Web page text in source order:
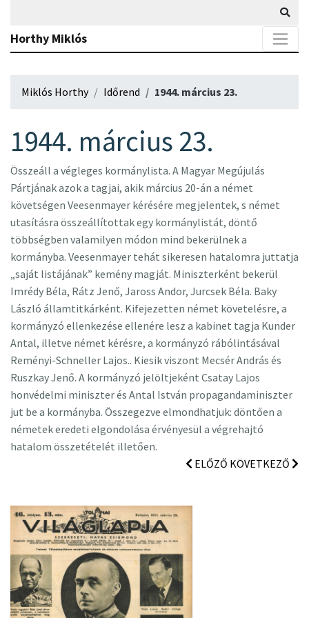
Horthy Miklós
Miklós Horthy Időrend 1944. március 23.
1944. március 23.
Összeáll a végleges kormánylista. A Magyar Megújulás
Pártjának azok a tagjai, akik március 20-án a német
követségen Veesenmayer kérésére megjelentek, s német
utasításra összeállítottak egy kormánylistát, döntő
többségben valamilyen módon mind bekerülnek a
kormányba. Veesenmayer tehát sikeresen hatalomra juttatja
„saját listájának” kemény magját. Miniszterként bekerül
Imrédy Béla, Rátz Jenő, Jaross Andor, Jurcsek Béla. Baky
László államtitkárként. Kifejezetten német követelésre, a
kormányzó ellenkezése ellenére lesz a kabinet tagja Kunder
Antal, illetve német kérésre, a kormányzó rábólintásával
Reményi-Schneller Lajos.. Kiesik viszont Mecsér András és
Ruszkay Jenő. A kormányzó jelöltjeként Csatay Lajos
honvédelmi miniszter és Antal István propagandaminiszter
jut be a kormányba. Összegezve elmondhatjuk: döntően a
németek eredeti elgondolása érvényesül a végrehajtó
hatalom összetételét illetően.
ELŐZŐ KÖVETKEZŐ